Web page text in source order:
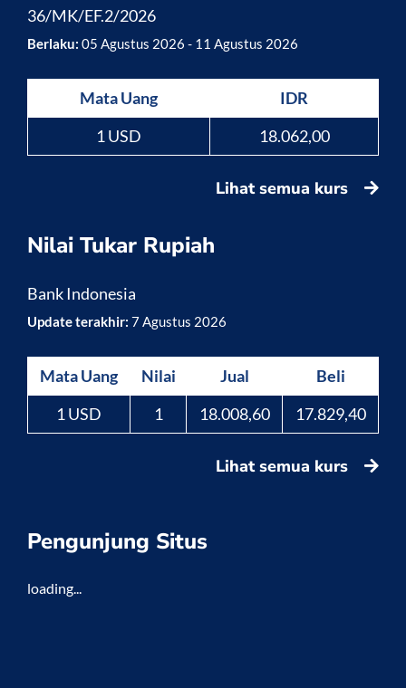
36/MK/EF.2/2026
Berlaku: 05 Agustus 2026 - 11 Agustus 2026
Mata Uang
IDR
1 USD
18.062,00
Lihat semua kurs
Nilai Tukar Rupiah
Bank Indonesia
Update terakhir: 7 Agustus 2026
Mata Uang Nilai Jual
Beli
1 USD
1 18.008,60 17.829,40
Lihat semua kurs
Pengunjung Situs
loading...